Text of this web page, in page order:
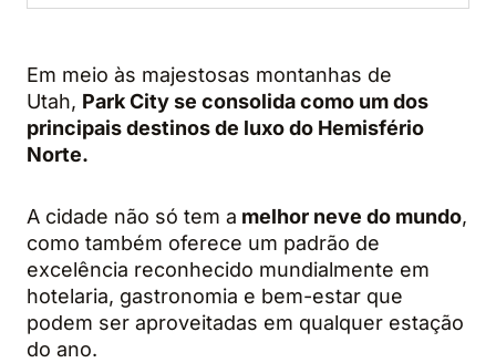
Em meio às majestosas montanhas de
Utah, Park City se consolida como um dos
principais destinos de luxo do Hemisfério
Norte.
A cidade não só tem a melhor neve do mundo,
como também oferece um padrão de
excelência reconhecido mundialmente em
hotelaria, gastronomia e bem-estar que
podem ser aproveitadas em qualquer estação
do ano.